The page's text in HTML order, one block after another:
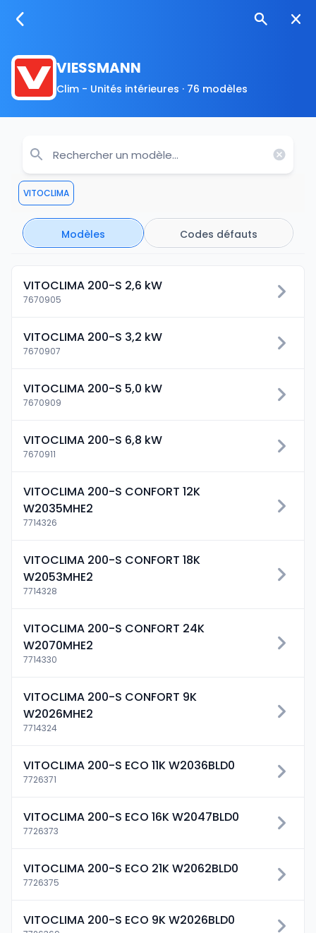
VIESSMANN
Clim - Unités intérieures · 76 modèles
VITOCLIMA
Modèles Codes défauts
VITOCLIMA 200-S 2,6 kW
7670905
VITOCLIMA 200-S 3,2 kW
7670907
VITOCLIMA 200-S 5,0 kW
7670909
VITOCLIMA 200-S 6,8 kW
7670911
VITOCLIMA 200-S CONFORT 12K
W2035MHE2
7714326
VITOCLIMA 200-S CONFORT 18K
W2053MHE2
7714328
VITOCLIMA 200-S CONFORT 24K
W2070MHE2
7714330
VITOCLIMA 200-S CONFORT 9K
W2026MHE2
7714324
VITOCLIMA 200-S ECO 11K W2036BLD0
7726371
VITOCLIMA 200-S ECO 16K W2047BLD0
7726373
VITOCLIMA 200-S ECO 21K W2062BLD0
7726375
VITOCLIMA 200-S ECO 9K W2026BLD0